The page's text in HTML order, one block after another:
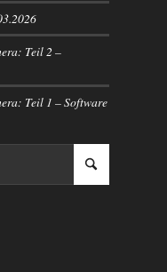
Teil 2 –
Teil 1 – Software